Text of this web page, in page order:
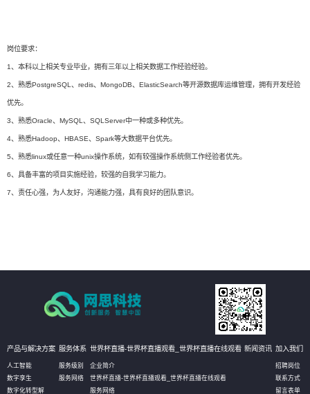
岗位要求：
1、本科以上相关专业毕业，拥有三年以上相关数据工作经验经验。
2、熟悉PostgreSQL、redis、MongoDB、ElasticSearch等开源数据库运维管理，拥有开发经验
优先。
3、熟悉Oracle、MySQL、SQLServer中一种或多种优先。
4、熟悉Hadoop、HBASE、Spark等大数据平台优先。
5、熟悉linux或任意一种unix操作系统，如有较强操作系统侧工作经验者优先。
6、具备丰富的项目实施经验，较强的自我学习能力。
7、责任心强，为人友好，沟通能力强，具有良好的团队意识。
产品与解决方案
人工智能
数字孪生
数字化转型解
服务体系
服务级别
服务网络
世界杯直播-世界杯直播观看_世界杯直播在线观看
企业简介
世界杯直播-世界杯直播观看_世界杯直播在线观看
服务网络
新闻资讯 加入我们
招聘岗位
联系方式
留言表单